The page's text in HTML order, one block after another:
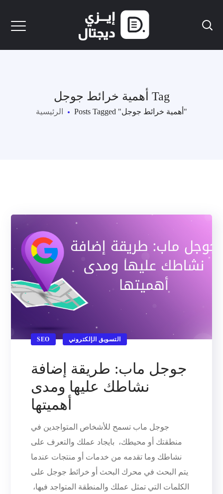
أهمية خرائط جوجل Tag
الرئيسية Posts Tagged "أهمية خرائط جوجل"
SEO التسويق الإلكتروني
جوجل ماب: طريقة إضافة
نشاطك عليها ومدى
أهميتها
جوجل ماب تسمح للأشخاص المتواجدين في
منطقتك أو محيطك، بايجاد عملك والتعرف على
نشاطك وما تقدمه من خدمات أو منتجات عندما
يتم البحث في محرك البحث أو خرائط جوجل على
الكلمات التي تمثل عملك والمنطقة المتواجد فيها،